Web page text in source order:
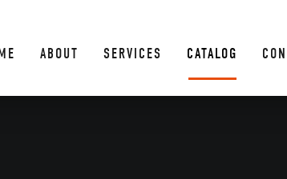
ABOUT SERVICES CATALOG